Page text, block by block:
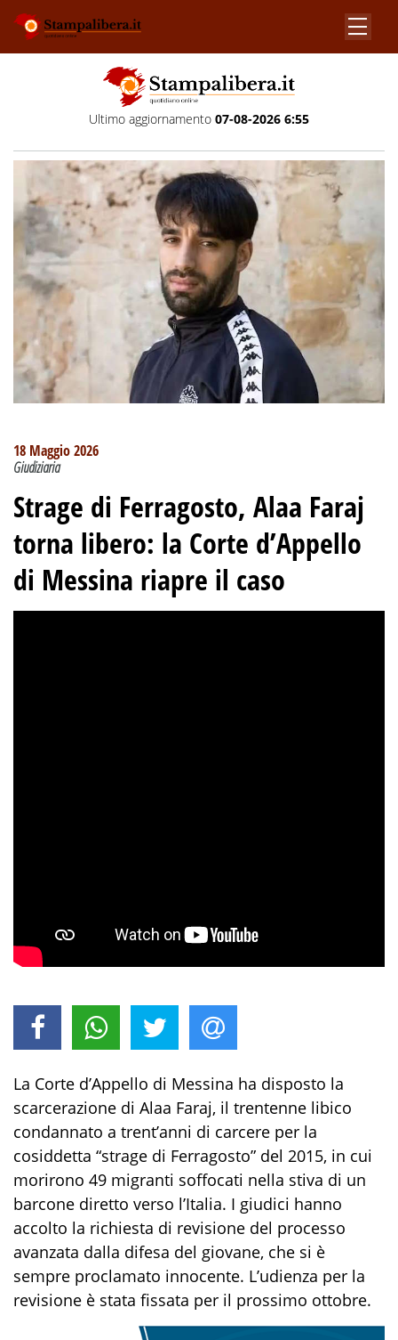
Ultimo aggiornamento 07-08-2026 6:55
18 Maggio 2026
Giudiziaria
Strage di Ferragosto, Alaa Faraj
torna libero: la Corte d’Appello
di Messina riapre il caso
La Corte d’Appello di Messina ha disposto la
scarcerazione di Alaa Faraj, il trentenne libico
condannato a trent’anni di carcere per la
cosiddetta “strage di Ferragosto” del 2015, in cui
morirono 49 migranti soffocati nella stiva di un
barcone diretto verso l’Italia. I giudici hanno
accolto la richiesta di revisione del processo
avanzata dalla difesa del giovane, che si è
sempre proclamato innocente. L’udienza per la
revisione è stata fissata per il prossimo ottobre.